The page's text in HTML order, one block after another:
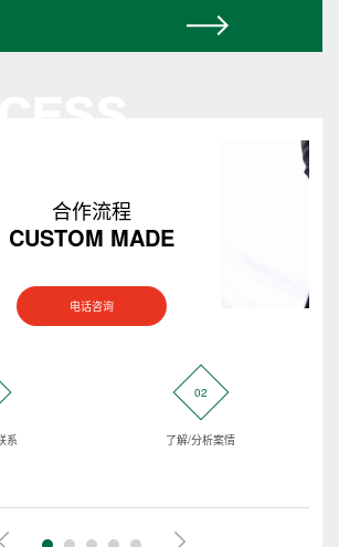
合作流程
CUSTOM MADE
电话咨询
系
02
了解/分析案情